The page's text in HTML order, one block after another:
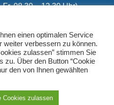
Fr. 08.30 – 12.30 Uhr)
einen optimalen Service
weiter verbessern zu können.
zulassen” stimmen Sie
zu. Über den Button “Cookie
den von Ihnen gewählten
Cookies zulassen